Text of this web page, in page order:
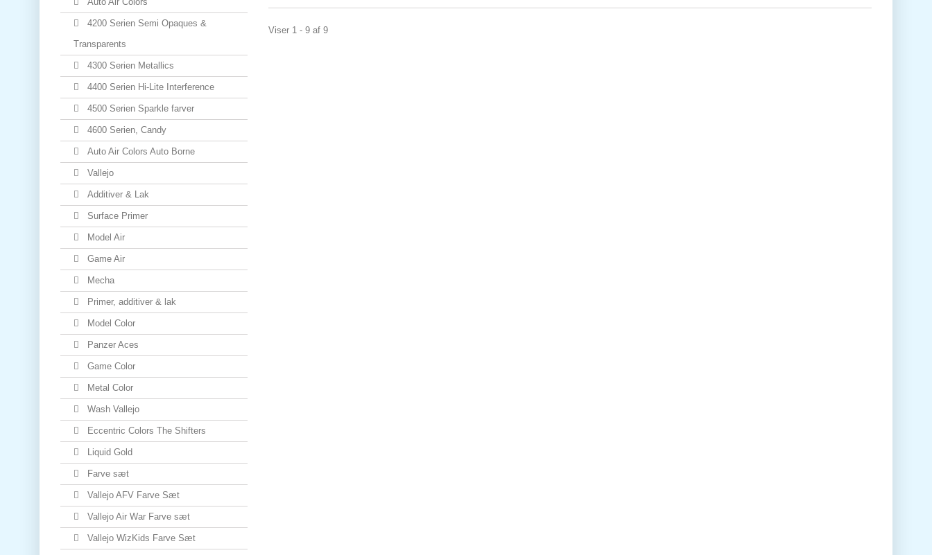
4200 Serien Semi Opaques &
Transparents
4300 Serien Metallics
4400 Serien Hi-Lite Interference
4500 Serien Sparkle farver
4600 Serien, Candy
Auto Air Colors Auto Borne
Vallejo
Additiver & Lak
Surface Primer
Model Air
Game Air
Mecha
Primer, additiver & lak
Model Color
Panzer Aces
Game Color
Metal Color
Wash Vallejo
Eccentric Colors The Shifters
Liquid Gold
Farve sæt
Vallejo AFV Farve Sæt
Vallejo Air War Farve sæt
Vallejo WizKids Farve Sæt
Viser 1 - 9 af 9